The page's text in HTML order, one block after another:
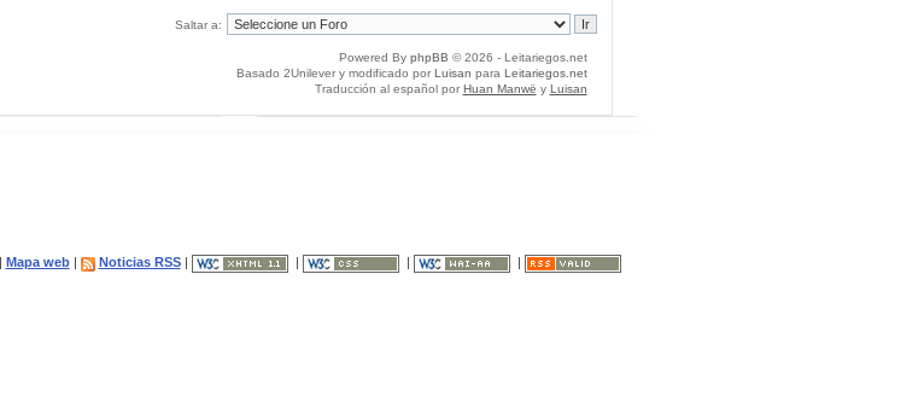
Saltar a:
Powered By phpBB © 2026 - Leitariegos.net
Basado 2Unilever y modificado por Luisan para Leitariegos.net
Traducción al español por Huan Manwë y Luisan
Mapa web| Noticias RSS|